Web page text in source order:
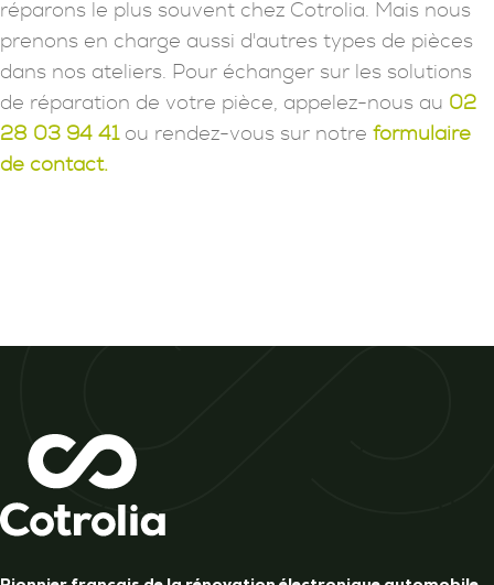
réparons le plus souvent chez Cotrolia. Mais nous
prenons en charge aussi d'autres types de pièces
dans nos ateliers. Pour échanger sur les solutions
de réparation de votre pièce, appelez-nous au 02
28 03 94 41ou rendez-vous sur notre formulaire
de contact.